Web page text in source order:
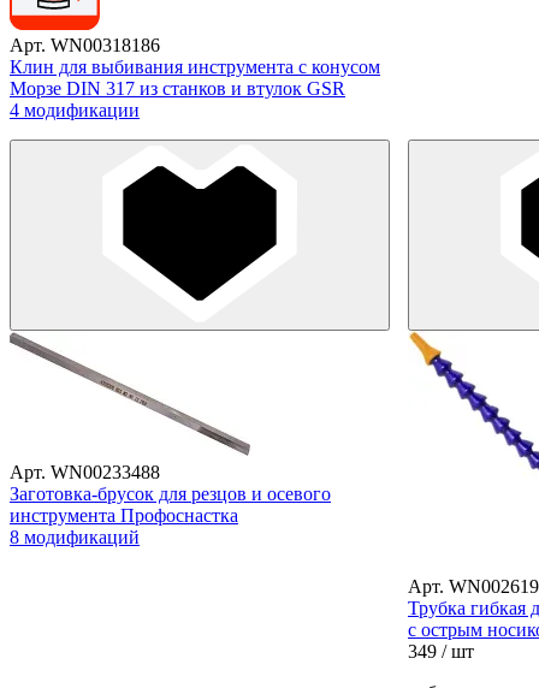
Арт. WN00318186
Клин для выбивания инструмента с конусом
Морзе DIN 317 из станков и втулок GSR
4 модификации
Арт. WN00233488
Заготовка-брусок для резцов и осевого
инструмента Профоснастка
8 модификаций
Арт.
Трубка
с острым
349 / шт